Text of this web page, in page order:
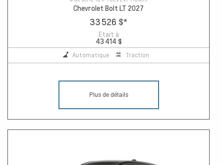
Chevrolet Bolt LT 2027
33 526 $*
Etait à
43 414 $
Automatique Traction
Plus de détails